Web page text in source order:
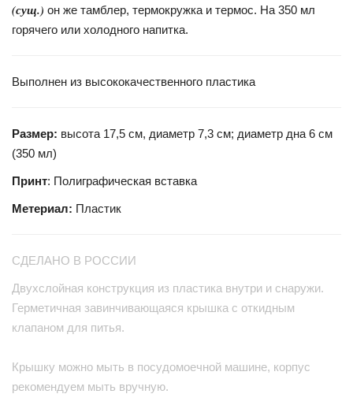
(сущ.) он же тамблер, термокружка и термос. На 350 мл
горячего или холодного напитка.
Выполнен из высококачественного пластика
Размер: высота 17,5 см, диаметр 7,3 см; диаметр дна 6 см
(350 мл)
Принт: Полиграфическая вставка
Метериал: Пластик
СДЕЛАНО В РОССИИ
Двухслойная конструкция из пластика внутри и снаружи.
Герметичная завинчивающаяся крышка с откидным
клапаном для питья.
Крышку можно мыть в посудомоечной машине, корпус
рекомендуем мыть вручную.